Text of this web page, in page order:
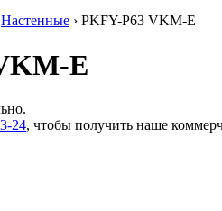
Настенные › PKFY-P63 VKM-E
E
24, чтобы получить наше